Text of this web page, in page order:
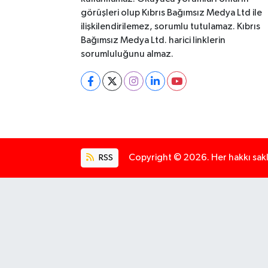
görüşleri olup Kıbrıs Bağımsız Medya Ltd ile
ilişkilendirilemez, sorumlu tutulamaz. Kıbrıs
Bağımsız Medya Ltd. harici linklerin
sorumluluğunu almaz.
RSS Copyright © 2026. Her hakkı